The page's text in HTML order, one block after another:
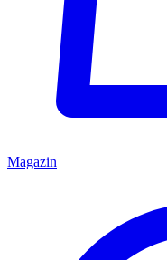
Magazin